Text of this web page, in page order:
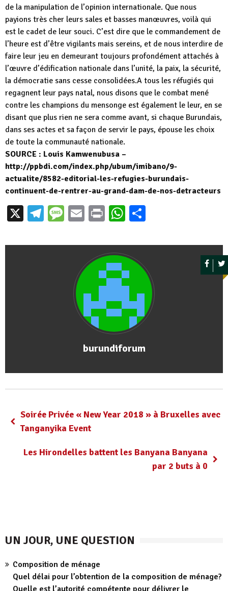
de la manipulation de l’opinion internationale. Que nous
payions très cher leurs sales et basses manœuvres, voilà qui
est le cadet de leur souci. C’est dire que le commandement de
l’heure est d’être vigilants mais sereins, et de nous interdire de
faire leur jeu en demeurant toujours profondément attachés à
l’œuvre d’édification nationale dans l’unité, la paix, la sécurité,
la démocratie sans cesse consolidées.A tous les réfugiés qui
regagnent leur pays natal, nous disons que le combat mené
contre les champions du mensonge est également le leur, en se
disant que plus rien ne sera comme avant, si chaque Burundais,
dans ses actes et sa façon de servir le pays, épouse les choix
de toute la communauté nationale.
SOURCE : Louis Kamwenubusa –
http://ppbdi.com/index.php/ubum/imibano/9-
actualite/8582-editorial-les-refugies-burundais-
continuent-de-rentrer-au-grand-dam-de-nos-detracteurs
X Telegram
Message
EmailPrintWhatsApp
burundiforum
Soirée Privée « New Year 2018 » à Bruxelles avec
Tanganyika Event
Les Hirondelles battent les Banyana Banyana
par 2 buts à 0
UN JOUR, UNE QUESTION
Composition de ménage
Quel délai pour l’obtention de la composition de ménage?
Quelle est l’autorité compétente pour délivrer le